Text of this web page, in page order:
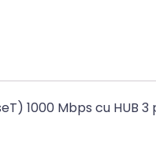
1000 Mbps cu HUB